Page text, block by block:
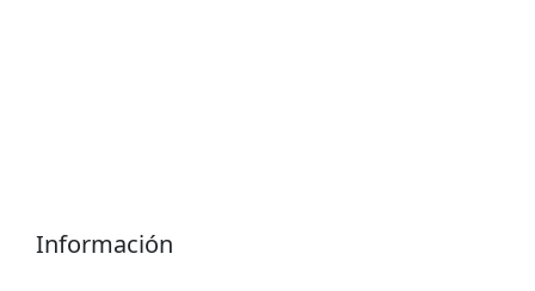
Información